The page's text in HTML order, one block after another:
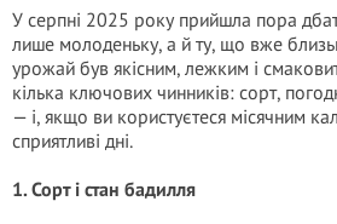
У серпні 2025 року прийшла пора
лише молоденьку, а й ту, що вже
урожай був якісним, лежким і
кілька ключових чинників: сорт,
— і, якщо ви користуєтеся місячним
сприятливі дні.
1. Сорт і стан бадилля